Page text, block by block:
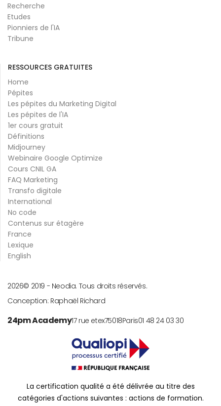
Recherche
Etudes
Pionniers de l'IA
Tribune
RESSOURCES GRATUITES
Home
Pépites
Les pépites du Marketing Digital
Les pépites de l'IA
1er cours gratuit
Définitions
Midjourney
Webinaire Google Optimize
Cours CNIL GA
FAQ Marketing
Transfo digitale
International
No code
Contenus sur étagère
France
Lexique
English
© 2019 -
2026
Neodia. Tous droits réservés.
Conception: Raphaël Richard
24pm Academy17 rue etex75018Paris01 48 24 03 30
La certification qualité a été délivrée au titre des
catégories d'actions suivantes : actions de formation.